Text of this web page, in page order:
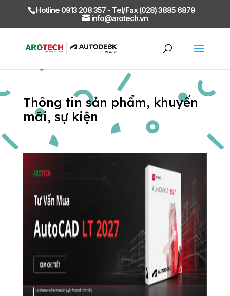
Hotline 0913 208 357 - Tel/Fax (028) 3885 6879
info@arotech.vn
Thông tin sản phẩm, khuyến
mãi, sự kiện